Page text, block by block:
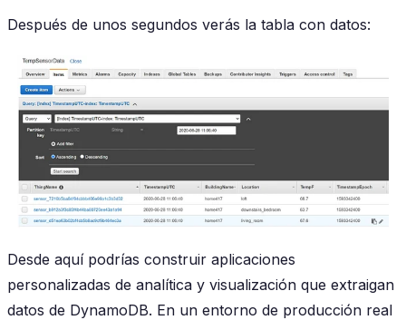
Después de unos segundos verás la tabla con datos:
Desde aquí podrías construir aplicaciones
personalizadas de analítica y visualización que extraigan
datos de DynamoDB. En un entorno de producción real